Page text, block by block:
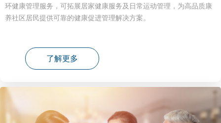
环健康管理服务，可拓展居家健康服务及日常运动管理，为高品质康
养社区居民提供可靠的健康促进管理解决方案。
了解更多